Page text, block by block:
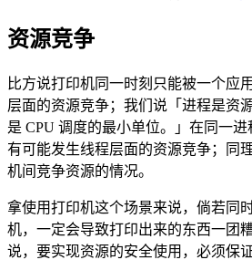
资源竞争
比方说打印机同一时刻只能被一个应
层面的资源竞争；我们说「进程是资
是 CPU 调度的最小单位。」在同一
有可能发生线程层面的资源竞争；同
机间竞争资源的情况。
拿使用打印机这个场景来说，倘若同
机，一定会导致打印出来的东西一团
说，要实现资源的安全使用，必须保